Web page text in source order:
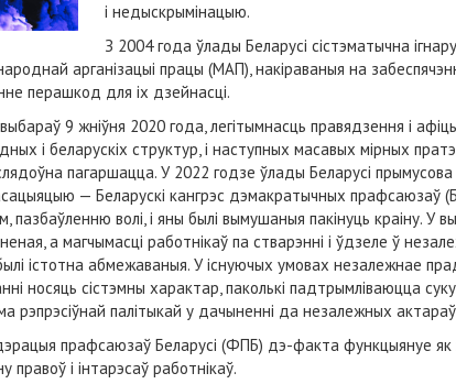
і недыскрымінацыю.
З 2004 года ўлады Беларусі сістэматычна
арганізацыі працы (МАП), накіраваныя на
перашкод для іх дзейнасці.
9 жніўня 2020 года, легітымнасць правядзення і
і беларускіх структур, і наступных масавых мірных
пагаршацца. У 2022 годзе ўлады Беларусі
— Беларускі кангрэс дэмакратычных прафсаюзаў
пазбаўленню волі, і яны былі вымушаныя пакінуць краіну.
а магчымасці работнікаў па стварэнні і ўдзеле ў
істотна абмежаваныя. У існуючых умовах незалежнае
носяць сістэмны характар, паколькі падтрымліваюцца
рэпрэсіўнай палітыкай у дачыненні да незалежных
прафсаюзаў Беларусі (ФПБ) дэ-факта функцыянуе як
і інтарэсаў работнікаў.